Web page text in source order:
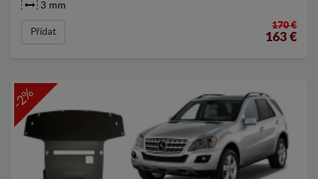
3 mm
Přídat
170 €
163 €
-2%